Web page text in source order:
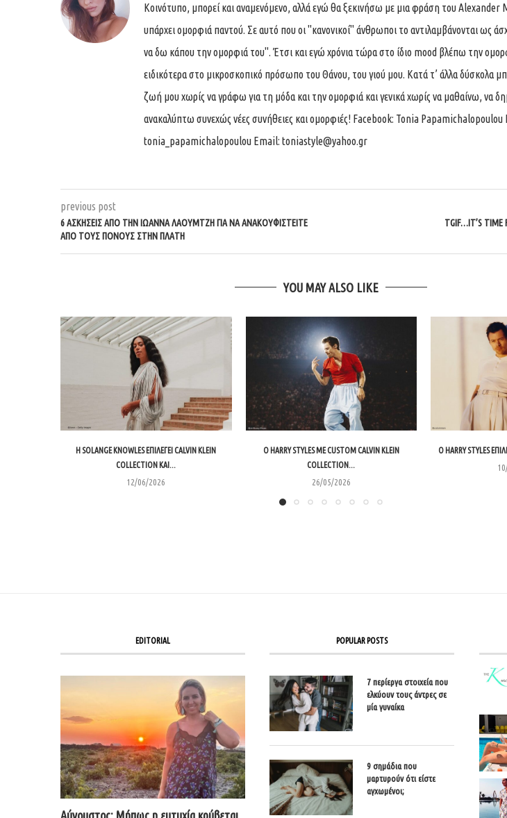
Κοινότυπο, μπορεί και αναμενόμενο, αλλά εγώ θα ξεκινήσω με μια φράση του Alexander
υπάρχει ομορφιά παντού. Σε αυτό που οι ''κανονικοί'' άνθρωποι το αντιλαμβάνονται ως
να δω κάπου την ομορφιά του''. Έτσι και εγώ χρόνια τώρα στο ίδιο mood βλέπω την
ειδικότερα στο μικροσκοπικό πρόσωπο του Θάνου, του γιού μου. Κατά τ’ άλλα δύσκολα
ζωή μου χωρίς να γράφω για τη μόδα και την ομορφιά και γενικά χωρίς να μαθαίνω, να
ανακαλύπτω συνεχώς νέες συνήθειες και ομορφιές! Facebook: Tonia
tonia_papamichalopoulou Email: toniastyle@yahoo.gr
previous post
6 ΑΣΚΉΣΕΙΣ ΑΠΌ ΤΗΝ ΙΩΆΝΝΑ ΛΑΟΥΜΤΖΉ ΓΙΑ ΝΑ ΑΝΑΚΟΥΦΙΣΤΕΊΤΕ
ΑΠΌ ΤΟΥΣ ΠΌΝΟΥΣ ΣΤΗΝ ΠΛΆΤΗ
TGIF…IT’S TIME
YOU MAY ALSO LIKE
Η SOLANGE KNOWLES ΕΠΙΛΈΓΕΙ CALVIN KLEIN
COLLECTION ΚΑΙ...
12/06/2026
Ο HARRY STYLES ΜΕ CUSTOM CALVIN KLEIN
COLLECTION...
26/05/2026
O HARRY STYLES
EDITORIAL POPULAR POSTS
7 περίεργα στοιχεία που
ελκύουν τους άντρες σε
μία γυναίκα
9 σημάδια που
μαρτυρούν ότι είστε
αγχωμένοι;